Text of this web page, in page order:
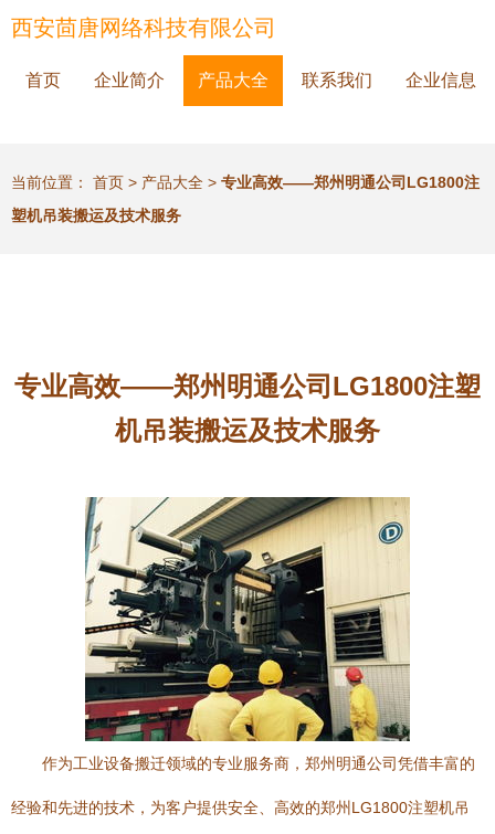
西安茴唐网络科技有限公司
首页 企业简介 产品大全 联系我们 企业信息
当前位置： 首页 > 产品大全 > 专业高效——郑州明通公司LG1800注
塑机吊装搬运及技术服务
专业高效——郑州明通公司LG1800注塑
机吊装搬运及技术服务
作为工业设备搬迁领域的专业服务商，郑州明通公司凭借丰富的
经验和先进的技术，为客户提供安全、高效的郑州LG1800注塑机吊